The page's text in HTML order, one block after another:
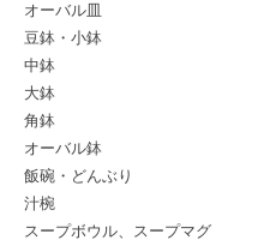
オーバル皿
豆鉢・小鉢
中鉢
大鉢
角鉢
オーバル鉢
飯碗・どんぶり
汁椀
スープボウル、スープマグ